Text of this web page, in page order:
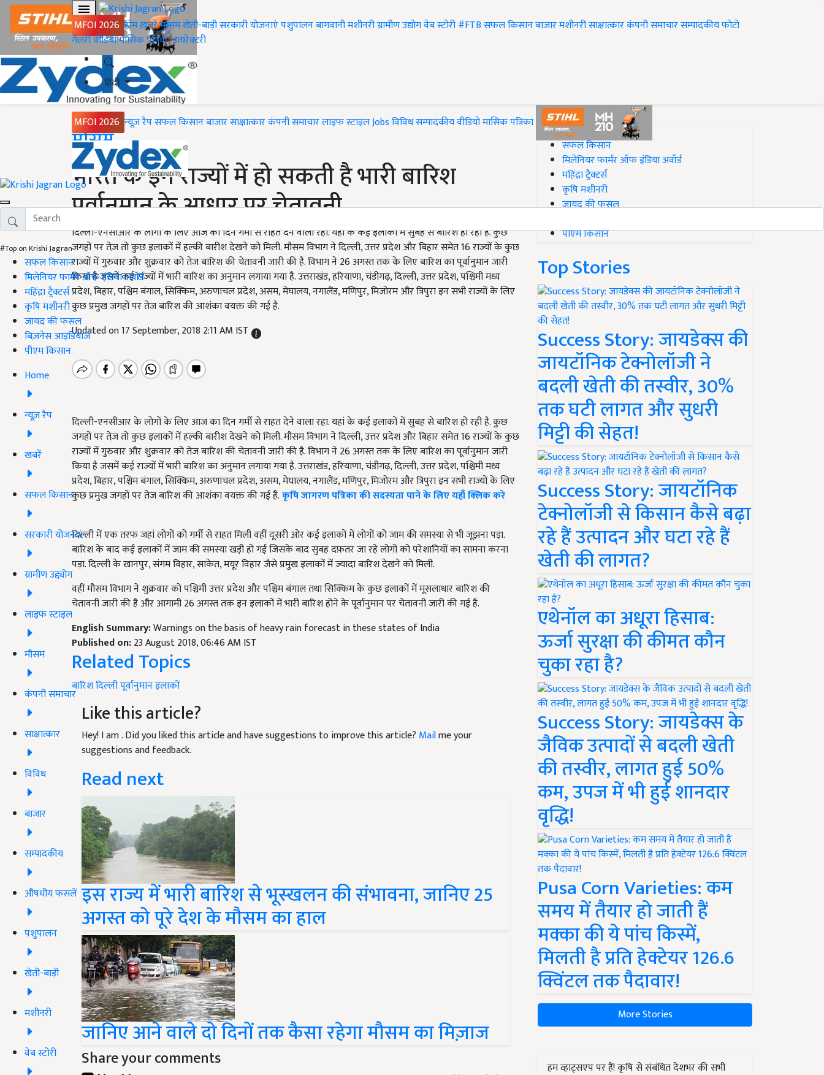
MFOI 2026 होमख़बरेंमौसमखेती-बाड़ीसरकारी योजनाएंपशुपालनबागवानीमशीनरीग्रामीण उद्योगवेब स्टोरी#FTBसफल किसानबाजारमशीनरीसाक्षात्कारकंपनी समाचारसम्पादकीयफोटो
गैलरीवीडियोमासिक पत्रिकाडायरेक्टरी
हिंदी
MFOI 2026 न्यूज़ रैपसफल किसानबाजारसाक्षात्कारकंपनी समाचारलाइफ स्टाइलJobsविविधसम्पादकीयवीडियोमासिक पत्रिका
#Top on Krishi Jagran
सफल किसान
मिलेनियर फार्मर ऑफ इंडिया अवॉर्ड
महिंद्रा ट्रैक्टर्स
कृषि मशीनरी
जायद की फसल
बिज़नेस आइडियाज
पीएम किसान
Home
न्यूज़ रैप
खबरें
सफल किसान
सरकारी योजनाएं
ग्रामीण उद्द्योग
लाइफ स्टाइल
मौसम
कंपनी समाचार
साक्षात्कार
विविध
बाजार
सम्पादकीय
औषधीय फसलें
पशुपालन
खेती-बाड़ी
मशीनरी
वेब स्टोरी
Home
मौसम
भारत के इन राज्यों में हो सकती है भारी बारिश
पूर्वानुमान के आधार पर चेतावनी
दिल्ली-एनसीआर के लोगों के लिए आज का दिन गर्मी से राहत देने वाला रहा. यहां के कई इलाकों में सुबह से बारिश हो रही है. कुछ
जगहों पर तेज़ तो कुछ इलाकों में हल्की बारीश देखने को मिली. मौसम विभाग ने दिल्ली, उत्तर प्रदेश और बिहार समेत 16 राज्यों के कुछ
राज्यों में गुरुवार और शुक्रवार को तेज बारिश की चेतावनी जारी की है. विभाग ने 26 अगस्त तक के लिए बारिश का पूर्वानुमान जारी
किया है जसमें कई राज्यों में भारी बारिश का अनुमान लगाया गया है. उत्तराखंड, हरियाणा, चंडीगढ़, दिल्ली, उत्तर प्रदेश, पश्चिमी मध्य
प्रदेश, बिहार, पश्चिम बंगाल, सिक्किम, अरुणाचल प्रदेश, असम, मेघालय, नगालैंड, मणिपुर, मिजोरम और त्रिपुरा इन सभी राज्यों के लिए
कुछ प्रमुख जगहों पर तेज बारिश की आशंका वयक्त की गई है.
Updated on 17 September, 2018 2:11 AM IST
दिल्ली-एनसीआर के लोगों के लिए आज का दिन गर्मी से राहत देने वाला रहा. यहां के कई इलाकों में सुबह से बारिश हो रही है. कुछ
जगहों पर तेज़ तो कुछ इलाकों में हल्की बारीश देखने को मिली. मौसम विभाग ने दिल्ली, उत्तर प्रदेश और बिहार समेत 16 राज्यों के कुछ
राज्यों में गुरुवार और शुक्रवार को तेज बारिश की चेतावनी जारी की है. विभाग ने 26 अगस्त तक के लिए बारिश का पूर्वानुमान जारी
किया है जसमें कई राज्यों में भारी बारिश का अनुमान लगाया गया है. उत्तराखंड, हरियाणा, चंडीगढ़, दिल्ली, उत्तर प्रदेश, पश्चिमी मध्य
प्रदेश, बिहार, पश्चिम बंगाल, सिक्किम, अरुणाचल प्रदेश, असम, मेघालय, नगालैंड, मणिपुर, मिजोरम और त्रिपुरा इन सभी राज्यों के लिए
कुछ प्रमुख जगहों पर तेज बारिश की आशंका वयक्त की गई है.कृषि जागरण पत्रिका की सदस्यता पाने के लिए यहाँ क्लिक करे
दिल्ली में एक तरफ जहां लोगों को गर्मी से राहत मिली वहीं दूसरी ओर कई इलाकों में लोगों को जाम की समस्या से भी जूझना पड़ा.
बारिश के बाद कई इलाकों में जाम की समस्या खड़ी हो गई जिसके बाद सुबह दफ़तर जा रहे लोगों को परेशानियों का सामना करना
पड़ा. दिल्ली के खानपुर, संगम विहार, साकेत, मयूर विहार जैसे प्रमुख इलाकों में ज्यादा बारिश देखने को मिली.
वहीं मौसम विभाग ने शुक्रवार को पश्चिमी उत्तर प्रदेश और पश्चिम बंगाल तथा सिक्किम के कुछ इलाकों में मूसलाधार बारिश की
चेतावनी जारी की है और आगामी 26 अगस्त तक इन इलाकों में भारी बारिश होने के पूर्वानुमान पर चेतावनी जारी की गई है.
English Summary:Warnings on the basis of heavy rain forecast in these states of India
Published on:23 August 2018, 06:46 AM IST
Related Topics
बारिशदिल्लीपूर्वानुमानइलाकों
Like this article?
Hey! I am. Did you liked this article and have suggestions to improve this article? Mailme your
suggestions and feedback.
Read next
इस राज्य में भारी बारिश से भूस्खलन की संभावना, जानिए 25
अगस्त को पूरे देश के मौसम का हाल
जानिए आने वाले दो दिनों तक कैसा रहेगा मौसम का मिज़ाज
Share your comments
#Top on Krishi Jagran
सफल किसान
मिलेनियर फार्मर ऑफ इंडिया अवॉर्ड
महिंद्रा ट्रैक्टर्स
कृषि मशीनरी
जायद की फसल
पीएम किसान
Top Stories
Success Story: जायडेक्स की
जायटॉनिक टेक्नोलॉजी ने
बदली खेती की तस्वीर, 30%
तक घटी लागत और सुधरी
मिट्टी की सेहत!
Success Story: जायटॉनिक
टेक्नोलॉजी से किसान कैसे बढ़ा
रहे हैं उत्पादन और घटा रहे हैं
खेती की लागत?
एथेनॉल का अधूरा हिसाब:
ऊर्जा सुरक्षा की कीमत कौन
चुका रहा है?
Success Story: जायडेक्स के
जैविक उत्पादों से बदली खेती
की तस्वीर, लागत हुई 50%
कम, उपज में भी हुई शानदार
वृद्धि!
Pusa Corn Varieties: कम
समय में तैयार हो जाती हैं
मक्का की ये पांच किस्में,
मिलती है प्रति हेक्टेयर 126.6
क्विंटल तक पैदावार!
More Stories
हम व्हाट्सएप पर हैं! कृषि से संबंधित देशभर की सभी